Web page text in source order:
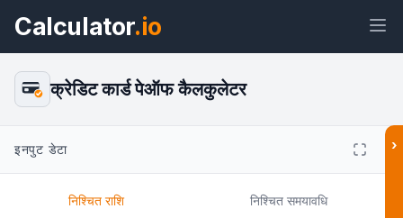
Calculator.io
क्रेडिट कार्ड पेऑफ कैलकुलेटर
इनपुट डेटा
निश्चित राशि निश्चित समयावधि
›